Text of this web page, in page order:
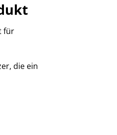
für
die ein